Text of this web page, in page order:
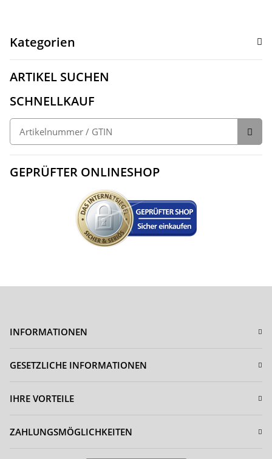
Kategorien
ARTIKEL SUCHEN
SCHNELLKAUF
GEPRÜFTER ONLINESHOP
INFORMATIONEN
GESETZLICHE INFORMATIONEN
IHRE VORTEILE
ZAHLUNGSMÖGLICHKEITEN